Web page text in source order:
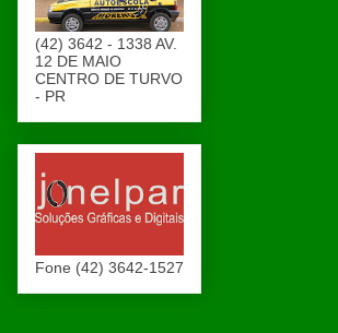
(42) 3642 - 1338 AV.
12 DE MAIO
CENTRO DE TURVO
- PR
Fone (42) 3642-1527